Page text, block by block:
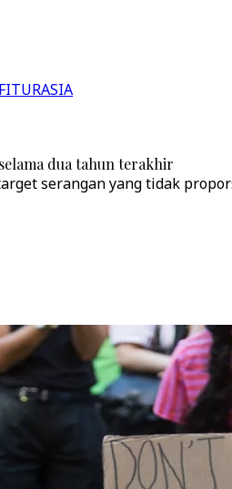
FITURASIA
dua tahun terakhir
serangan yang tidak